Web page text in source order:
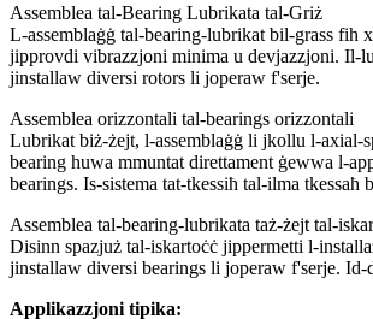
Assemblea tal-Bearing Lubrikata tal-Griż
L-assemblaġġ tal-bearing-lubrikat bil-grass
jipprovdi vibrazzjoni minima u devjazzjoni. Il-
jinstallaw diversi rotors li joperaw f'serje.
Assemblea orizzontali tal-bearings orizzontali
Lubrikat biż-żejt, l-assemblaġġ li jkollu l-axial-
bearing huwa mmuntat direttament ġewwa l-
bearings. Is-sistema tat-tkessiħ tal-ilma
Assemblea tal-bearing-lubrikata taż-żejt tal-
Disinn spazjuż tal-iskartoċċ jippermetti l-
jinstallaw diversi bearings li joperaw f'serje.
Applikazzjoni tipika: